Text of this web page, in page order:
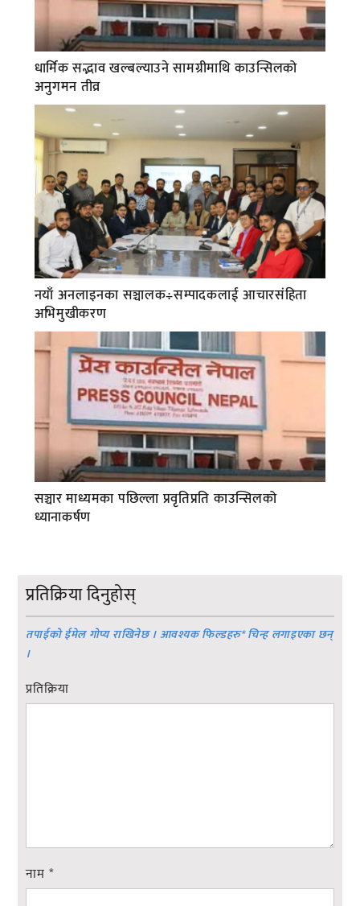
धार्मिक सद्भाव खल्बल्याउने सामग्रीमाथि काउन्सिलको
अनुगमन तीव्र
नयाँ अनलाइनका सञ्चालक÷सम्पादकलाई आचारसंहिता
अभिमुखीकरण
सञ्चार माध्यमका पछिल्ला प्रवृतिप्रति काउन्सिलको
ध्यानाकर्षण
प्रतिक्रिया दिनुहोस्
तपाईको ईमेल गोप्य राखिनेछ । आवश्यक फिल्डहरु*चिन्ह लगाइएका छन्
।
प्रतिक्रिया
नाम *